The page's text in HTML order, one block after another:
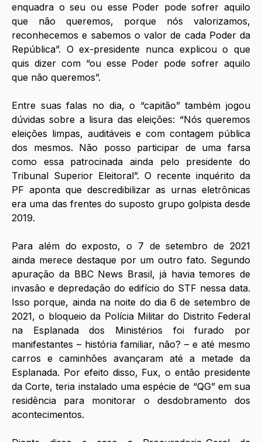
enquadra o seu ou esse Poder pode sofrer aquilo
que não queremos, porque nós valorizamos,
reconhecemos e sabemos o valor de cada Poder da
República”. O ex-presidente nunca explicou o que
quis dizer com “ou esse Poder pode sofrer aquilo
que não queremos”.
Entre suas falas no dia, o “capitão” também jogou
dúvidas sobre a lisura das eleições: “Nós queremos
eleições limpas, auditáveis e com contagem pública
dos mesmos. Não posso participar de uma farsa
como essa patrocinada ainda pelo presidente do
Tribunal Superior Eleitoral”. O recente inquérito da
PF aponta que descredibilizar as urnas eletrônicas
era uma das frentes do suposto grupo golpista desde
2019.
Para além do exposto, o 7 de setembro de 2021
ainda merece destaque por um outro fato. Segundo
apuração da BBC News Brasil, já havia temores de
invasão e depredação do edifício do STF nessa data.
Isso porque, ainda na noite do dia 6 de setembro de
2021, o bloqueio da Polícia Militar do Distrito Federal
na Esplanada dos Ministérios foi furado por
manifestantes – história familiar, não? – e até mesmo
carros e caminhões avançaram até a metade da
Esplanada. Por efeito disso, Fux, o então presidente
da Corte, teria instalado uma espécie de “QG” em sua
residência para monitorar o desdobramento dos
acontecimentos.